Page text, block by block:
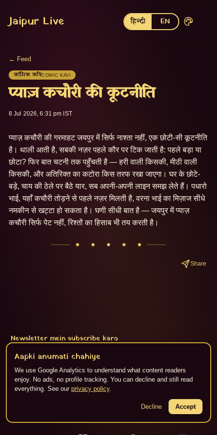
Jaipur Live हिन्दी EN
← Feed
कॉमिक कविCOMIC KAVI
प्याज़ कचौरी की कूटनीति
8 Jul 2026, 6:31 pm IST
प्याज़ कचौरी की गरमाहट जयपुर में सिर्फ नाश्ता नहीं, एक छोटी-सी कूटनीति
है। थाली आती है, सबकी नज़र पहले कौर पर टिक जाती है: पहले बड़ा या
छोटा? फिर बात चटनी तक पहुँचती है — हरी वाली किसकी, मीठी वाली
किसकी, और अतिरिक्त का कटोरा किस तरफ रखा जाएगा। घर के छोटे-
बड़े, चाय की ठेले पर बैठे यार, सब अपनी-अपनी लाइन समझ लेते हैं। पधारो
भाई, यहाँ कचौरी तोड़ने से पहले नज़र मिलती है, वरना भाई का मिज़ाज सीधे
नमकीन से खट्टा हो सकता है। घणी सीधी बात है — जयपुर में प्याज़
कचौरी सिर्फ पेट नहीं, रिश्तों का हिसाब भी तय करती है।
Share
Newsletter mein subscribe karo
About·Privacy ·Terms·RSS
2026Jaipur Live.
Aapki anumati chahiye
We use Google Analytics to understand what content readers
enjoy. No ads, no profile tracking. You can decline and still read
everything. See our privacy policy.
Decline Accept